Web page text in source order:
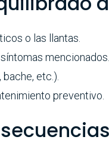
o las llantas.
mencionados.
etc.).
preventivo.